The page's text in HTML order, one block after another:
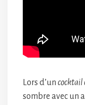
Lors d’un cocktail
sombre avec un